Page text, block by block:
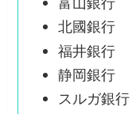
北國銀行
福井銀行
静岡銀行
スルガ銀行